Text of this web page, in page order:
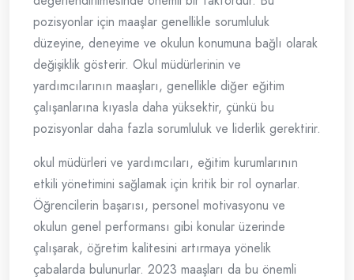
pozisyonlar için maaşlar genellikle sorumluluk
düzeyine, deneyime ve okulun konumuna bağlı olarak
değişiklik gösterir. Okul müdürlerinin ve
yardımcılarının maaşları, genellikle diğer eğitim
çalışanlarına kıyasla daha yüksektir, çünkü bu
pozisyonlar daha fazla sorumluluk ve liderlik gerektirir.
okul müdürleri ve yardımcıları, eğitim kurumlarının
etkili yönetimini sağlamak için kritik bir rol oynarlar.
Öğrencilerin başarısı, personel motivasyonu ve
okulun genel performansı gibi konular üzerinde
çalışarak, öğretim kalitesini artırmaya yönelik
çabalarda bulunurlar. 2023 maaşları da bu önemli